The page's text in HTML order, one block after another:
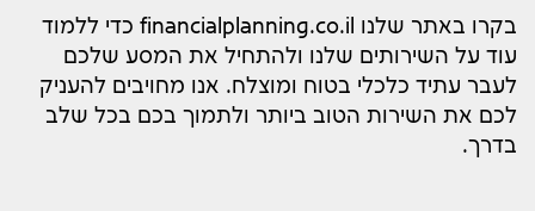
בקרו באתר שלנו financialplanning.co.il כדי ללמוד
עוד על השירותים שלנו ולהתחיל את המסע שלכם
לעבר עתיד כלכלי בטוח ומוצלח. אנו מחויבים להעניק
לכם את השירות הטוב ביותר ולתמוך בכם בכל שלב
בדרך.